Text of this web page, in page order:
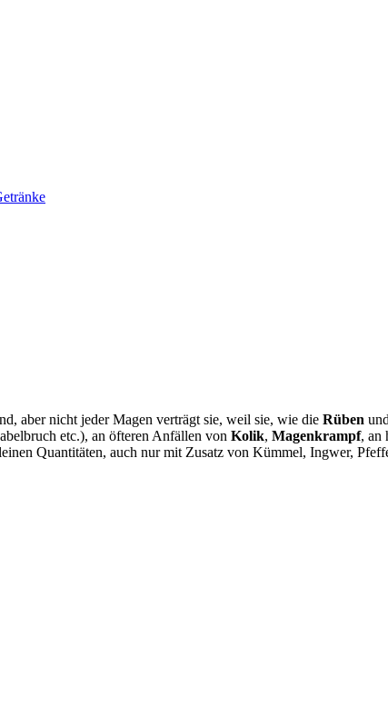
aber nicht jeder Magen verträgt sie, weil sie, wie die Rüben
etc.), an öfteren Anfällen von Kolik, Magenkrampf, an
Quantitäten, auch nur mit Zusatz von Kümmel, Ingwer,